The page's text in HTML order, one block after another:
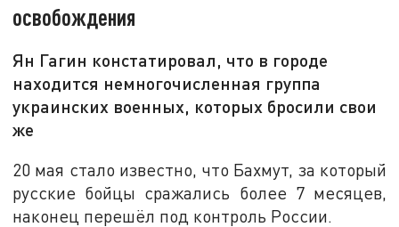
освобождения
Ян Гагин констатировал, что в городе
находится немногочисленная группа
украинских военных, которых бросили свои
же
20 мая стало известно, что Бахмут, за который
русские бойцы сражались более 7 месяцев,
наконец перешёл под контроль России.